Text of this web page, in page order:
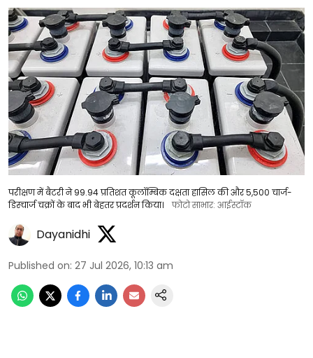
परीक्षण में बैटरी ने 99.94 प्रतिशत कूलॉम्बिक दक्षता हासिल की और 5,500 चार्ज-
डिस्चार्ज चक्रों के बाद भी बेहतर प्रदर्शन किया।
फोटो साभार: आईस्टॉक
Dayanidhi
Published on: 27 Jul 2026, 10:13 am